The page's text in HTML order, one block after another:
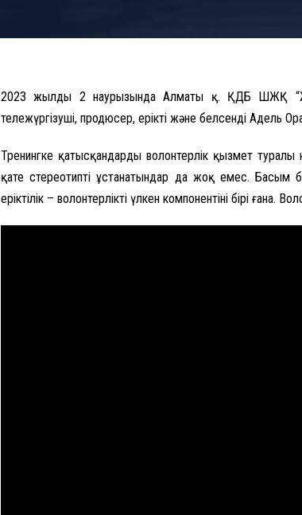
2023 жылдың 2 наурызында Алматы қ. ҚДБ ШЖҚ
тележүргізуші, продюсер, ерікті және белсенді Адель
Тренингке қатысқандардың волонтерлік қызмет
қате стереотипті ұстанатындар да жоқ емес. Басым
еріктілік – волонтерліктің үлкен компонентінің бірі